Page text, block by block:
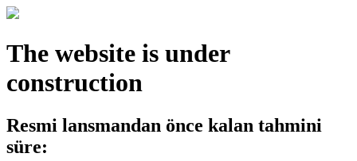
The website is under
construction
Resmi lansmandan önce kalan tahmini
süre: